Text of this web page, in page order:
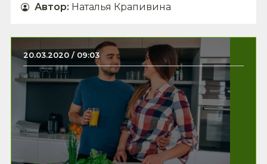
Автор: Наталья Крапивина
20.03.2020 / 09:03